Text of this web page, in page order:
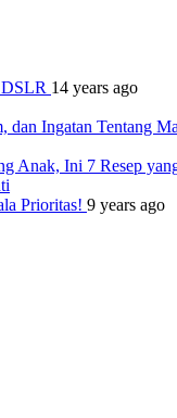
14 years ago
dan Ingatan Tentang
Anak, Ini 7 Resep
Prioritas! 9 years ago